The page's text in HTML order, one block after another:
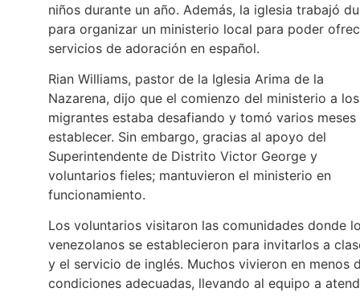
niños durante un año. Además, la iglesia trabajó
para organizar un ministerio local para poder
servicios de adoración en español.
Rian Williams, pastor de la Iglesia Arima de la
Nazarena, dijo que el comienzo del ministerio a los
migrantes estaba desafiando y tomó varios meses
establecer. Sin embargo, gracias al apoyo del
Superintendente de Distrito Victor George y
voluntarios fieles; mantuvieron el ministerio en
funcionamiento.
Los voluntarios visitaron las comunidades donde
venezolanos se establecieron para invitarlos a
y el servicio de inglés. Muchos vivieron en menos
condiciones adecuadas, llevando al equipo a